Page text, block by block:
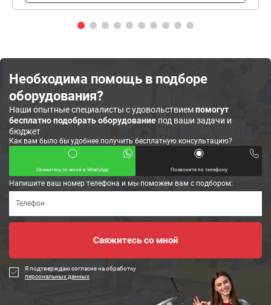
Необходима помощь в подборе
оборудования?
Наши опытные специалисты с удовольствиемпомогут
бесплатно подобрать оборудование под ваши задачи и
бюджет
Как вам было бы удобнее получить бесплатную консультацию?
Свяжитесь со мной в WhatsApp Позвоните по телефону
Напишите ваш номер телефона и мы поможем вам с подбором:
Я подтверждаю согласие на обработку
персональных данных